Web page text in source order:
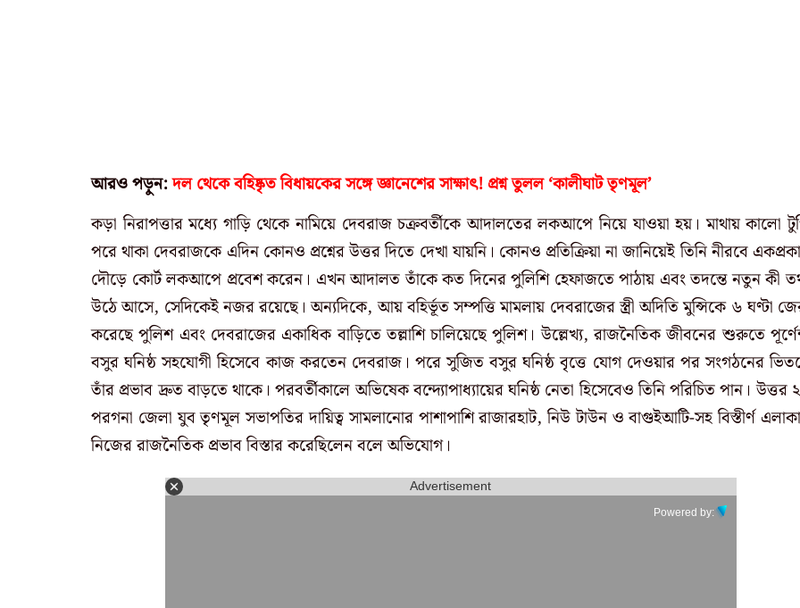
আরও পড়ুন:দল থেকে বহিষ্কৃত বিধায়কের সঙ্গে জ্ঞানেশের সাক্ষাৎ! প্রশ্ন তুলল ‘কালীঘাট তৃণমূল’
কড়া নিরাপত্তার মধ্যে গাড়ি থেকে নামিয়ে দেবরাজ চক্রবর্তীকে আদালতের লকআপে নিয়ে যাওয়া হয়। মাথায় কালো
পরে থাকা দেবরাজকে এদিন কোনও প্রশ্নের উত্তর দিতে দেখা যায়নি। কোনও প্রতিক্রিয়া না জানিয়েই তিনি নীরবে
দৌড়ে কোর্ট লকআপে প্রবেশ করেন। এখন আদালত তাঁকে কত দিনের পুলিশি হেফাজতে পাঠায় এবং তদন্তে নতুন কী
উঠে আসে, সেদিকেই নজর রয়েছে। অন্যদিকে, আয় বহির্ভূত সম্পত্তি মামলায় দেবরাজের স্ত্রী অদিতি মুন্সিকে ৬ ঘণ্টা
করেছে পুলিশ এবং দেবরাজের একাধিক বাড়িতে তল্লাশি চালিয়েছে পুলিশ।উল্লেখ্য, রাজনৈতিক জীবনের শুরুতে
বসুর ঘনিষ্ঠ সহযোগী হিসেবে কাজ করতেন দেবরাজ। পরে সুজিত বসুর ঘনিষ্ঠ বৃত্তে যোগ দেওয়ার পর সংগঠনের
তাঁর প্রভাব দ্রুত বাড়তে থাকে। পরবর্তীকালে অভিষেক বন্দ্যোপাধ্যায়ের ঘনিষ্ঠ নেতা হিসেবেও তিনি পরিচিত পান। উত্তর
পরগনা জেলা যুব তৃণমূল সভাপতির দায়িত্ব সামলানোর পাশাপাশি রাজারহাট, নিউ টাউন ও বাগুইআটি-সহ বিস্তীর্ণ
নিজের রাজনৈতিক প্রভাব বিস্তার করেছিলেন বলে অভিযোগ।
Advertisement
Powered by: